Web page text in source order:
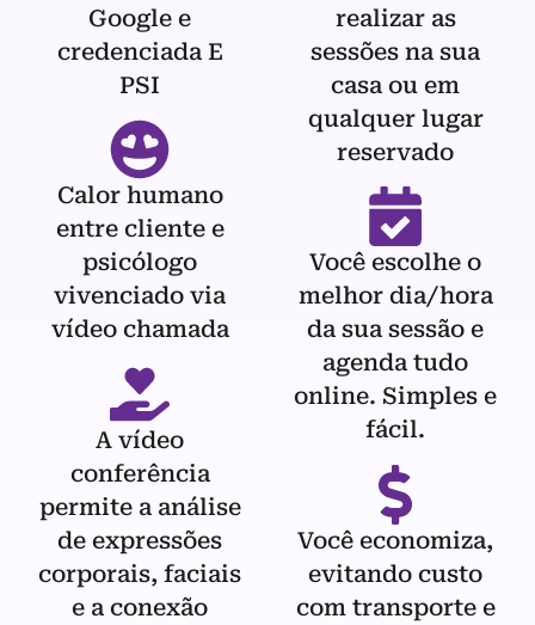
Google e
credenciada E
PSI
Calor humano
entre cliente e
psicólogo
vivenciado via
vídeo chamada
A vídeo
conferência
permite a análise
de expressões
corporais, faciais
e a conexão
realizar as
sessões na sua
casa ou em
qualquer lugar
reservado
Você escolhe o
melhor dia/hora
da sua sessão e
agenda tudo
online. Simples e
fácil.
Você economiza,
evitando custo
com transporte e